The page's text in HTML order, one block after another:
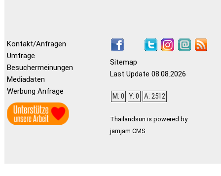
Kontakt/Anfragen
Umfrage
Besuchermeinungen
Mediadaten
Werbung Anfrage
Sitemap
Last Update 08.08.2026
M: 0 Y: 0 A: 2512
Thailandsun is powered by
jamjam CMS